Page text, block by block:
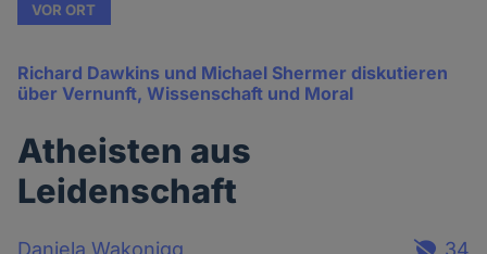
VOR ORT
Richard Dawkins und Michael Shermer diskutieren
über Vernunft, Wissenschaft und Moral
Atheisten aus
Leidenschaft
Daniela Wakonigg
34